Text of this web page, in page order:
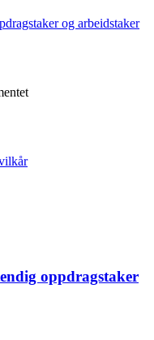
og arbeidstaker
oppdragstaker